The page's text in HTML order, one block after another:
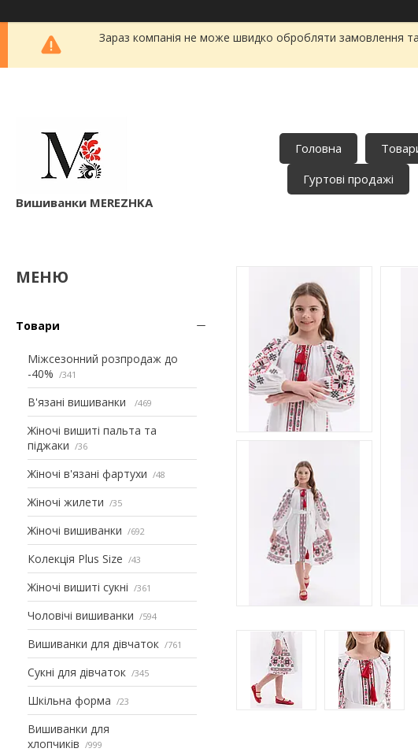
Зараз компанія не може швидко обробляти замовлення
Вишиванки MEREZHKA
Головна
Гуртові продажі
Товари
Міжсезонний розпродаж до
-40%
341
В'язані вишиванки 469
Жіночі вишиті пальта та
піджаки
36
Жіночі в'язані фартухи 48
Жіночі жилети 35
Жіночі вишиванки 692
Колекція Plus Size 43
Жіночі вишиті сукні 361
Чоловічі вишиванки 594
Вишиванки для дівчаток 761
Сукні для дівчаток 345
Шкільна форма 23
Вишиванки для
хлопчиків
999